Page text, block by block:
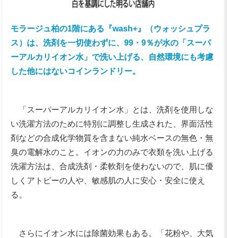
モラージュ柏の1階にある『wash+』（ウォッシュプラ
ス）は、洗剤を一切使わずに、99・9％が水の「スーパ
ーアルカリイオン水」で洗い上げる、自然環境にも考慮
した他にはないコインランドリー。
「スーパーアルカリイオン水」とは、洗剤を使用しな
い洗濯方法のために特別に調整し生成された、界面活性
剤などの合成化学物質を含まない純水ベースの無色・無
臭の電解水のこと。イオンの力のみで衣類を洗い上げる
洗濯方法は、合成洗剤・柔軟剤を使わないので、肌に優
しくアトピーの人や、敏感肌の人に安心・安全に使え
る。
さらにイオン水には除菌効果もある。「花粉や、大気